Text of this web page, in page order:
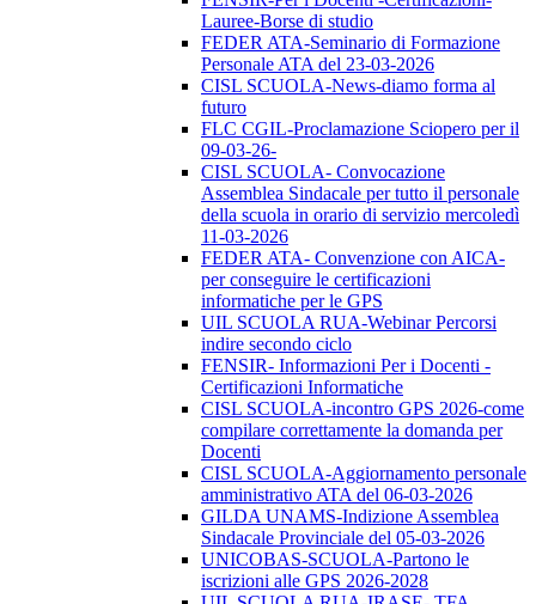
Lauree-Borse di studio
FEDER ATA-Seminario di Formazione
Personale ATA del 23-03-2026
CISL SCUOLA-News-diamo forma al
futuro
FLC CGIL-Proclamazione Sciopero per il
09-03-26-
CISL SCUOLA- Convocazione
Assemblea Sindacale per tutto il personale
della scuola in orario di servizio mercoledì
11-03-2026
FEDER ATA- Convenzione con AICA-
per conseguire le certificazioni
informatiche per le GPS
UIL SCUOLA RUA-Webinar Percorsi
indire secondo ciclo
FENSIR- Informazioni Per i Docenti -
Certificazioni Informatiche
CISL SCUOLA-incontro GPS 2026-come
compilare correttamente la domanda per
Docenti
CISL SCUOLA-Aggiornamento personale
amministrativo ATA del 06-03-2026
GILDA UNAMS-Indizione Assemblea
Sindacale Provinciale del 05-03-2026
UNICOBAS-SCUOLA-Partono le
iscrizioni alle GPS 2026-2028